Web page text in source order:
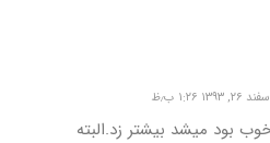
۲۶, ۱۳۹۳ ۱:۲۶ ب٫ظ
خوب بود میشد بیشتر زد.البته